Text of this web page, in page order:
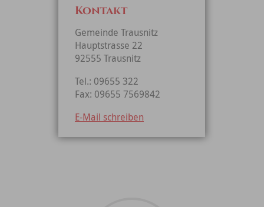
Kontakt
Gemeinde Trausnitz
Hauptstrasse 22
92555 Trausnitz
Tel.: 09655 322
Fax: 09655 7569842
E-Mail schreiben